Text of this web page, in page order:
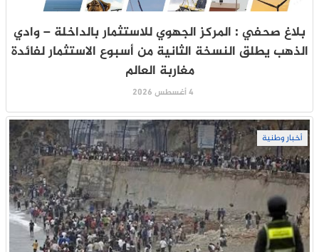
بلاغ صحفي : المركز الجهوي للاستثمار بالداخلة – وادي
الذهب يطلق النسخة الثانية من أسبوع الاستثمار لفائدة
مغاربة العالم
4 أغسطس 2026
أخبار وطنية